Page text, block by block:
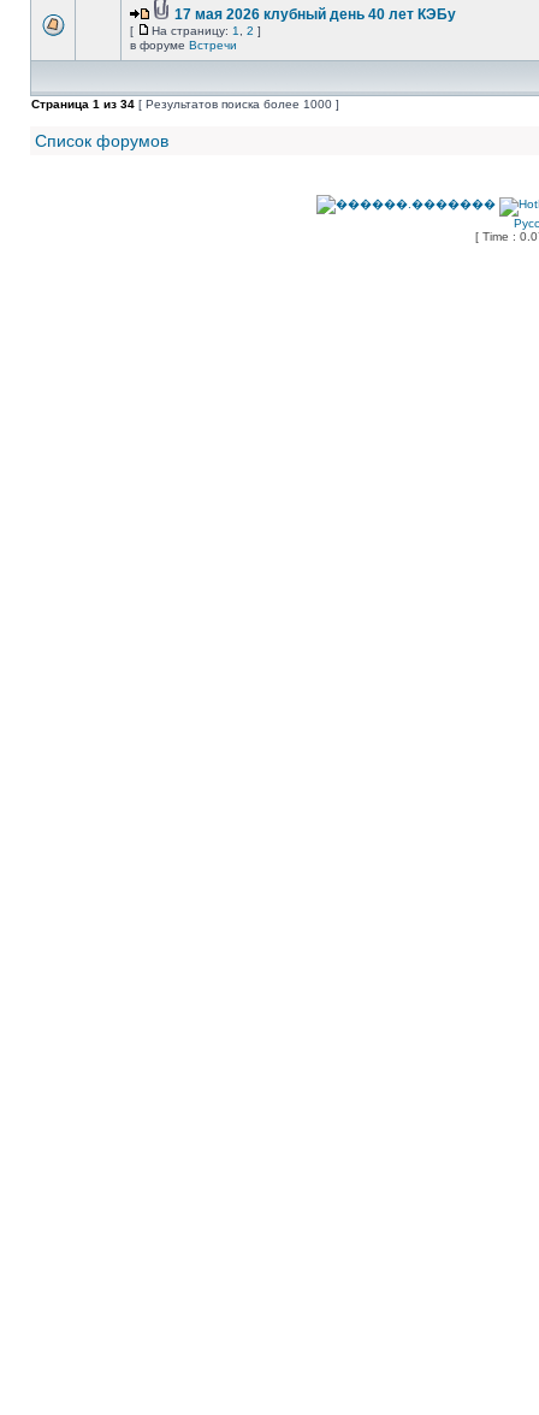
17 мая 2026 клубный день 40 лет КЭБу
[ На страницу: 1 2 ]
в форуме Встречи
Страница 1 из 34 [ Результатов поиска более 1000 ]
Список форумов
[ Time :